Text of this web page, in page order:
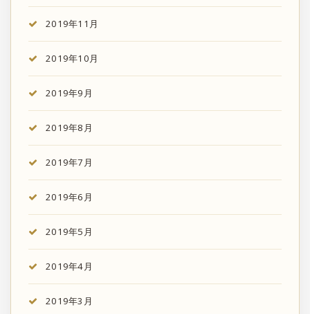
2019年11月
2019年10月
2019年9月
2019年8月
2019年7月
2019年6月
2019年5月
2019年4月
2019年3月